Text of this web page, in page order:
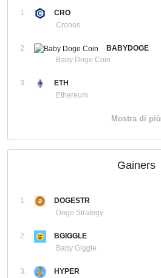
1.
CRO
Cronos
2.
BABYDOGE
Baby Doge Coin
3.
ETH
Ethereum
Mostra di più
Gainers
1.
DOGESTR
Doge Strategy
2.
BGIGGLE
Baby Giggle
3.
HYPER